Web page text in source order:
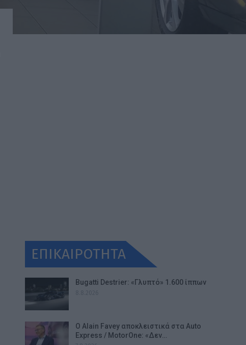
ΕΠΙΚΑΙΡΟΤΗΤΑ
Bugatti Destrier: «Γλυπτό» 1.600 ίππων
Ο Alain Favey αποκλειστικά στα Auto
Express / MotorOne: «Δεν…